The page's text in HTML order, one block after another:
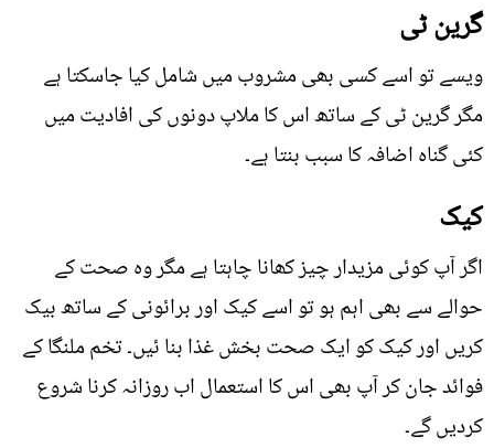
گرین ٹی
ویسے تو اسے کسی بھی مشروب میں شامل کیا جاسکتا ہے
مگر گرین ٹی کے ساتھ اس کا ملاپ دونوں کی افادیت میں
کئی گناہ اضافہ کا سبب بنتا ہے۔
کیک
اگر آپ کوئی مزیدار چیز کھانا چاہتا ہے مگر وہ صحت کے
حوالے سے بھی اہم ہو تو اسے کیک اور برائونی کے ساتھ بیک
کریں اور کیک کو ایک صحت بخش غذا بنا ئیں۔ تخم ملنگا کے
فوائد جان کر آپ بھی اس کا استعمال اب روزانہ کرنا شروع
کردیں گے۔